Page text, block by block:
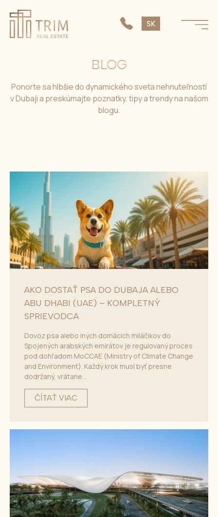
SK
CS
BLOG
Ponorte sa hlbšie do dynamického sveta nehnuteľností
v Dubaji a preskúmajte poznatky, tipy a trendy na našom
blogu.
AKO DOSTAŤ PSA DO DUBAJA ALEBO
ABU DHABI (UAE) – KOMPLETNÝ
SPRIEVODCA
Dovoz psa alebo iných domácich miláčikov do
Spojených arabských emirátov je regulovaný proces
pod dohľadom MoCCAE (Ministry of Climate Change
and Environment). Každý krok musí byť presne
dodržaný, vrátane...
ČÍTAŤ VIAC